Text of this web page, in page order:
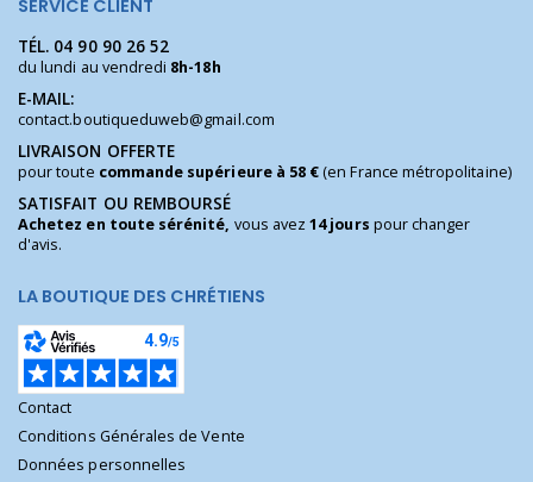
SERVICE CLIENT
TÉL. 04 90 90 26 52
du lundi au vendredi 8h-18h
E-MAIL:
contact.boutiqueduweb@gmail.com
LIVRAISON OFFERTE
pour toute commande supérieure à 58 €(en France métropolitaine)
SATISFAIT OU REMBOURSÉ
Achetez en toute sérénité, vous avez14 jours pour changer
d'avis.
LA BOUTIQUE DES CHRÉTIENS
Contact
Conditions Générales de Vente
Données personnelles